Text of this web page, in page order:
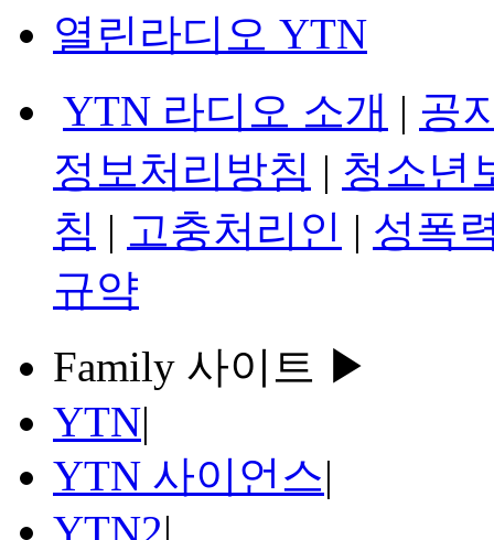
열린라디오 YTN
YTN 라디오 소개 | 공
정보처리방침 | 청소년
침 | 고충처리인 | 성폭
규약
Family 사이트 ▶
YTN|
YTN 사이언스|